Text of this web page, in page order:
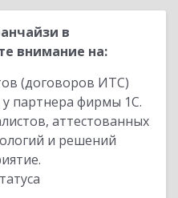
в
внимание на:
(договоров ИТС)
партнера фирмы 1С.
аттестованных
и решений